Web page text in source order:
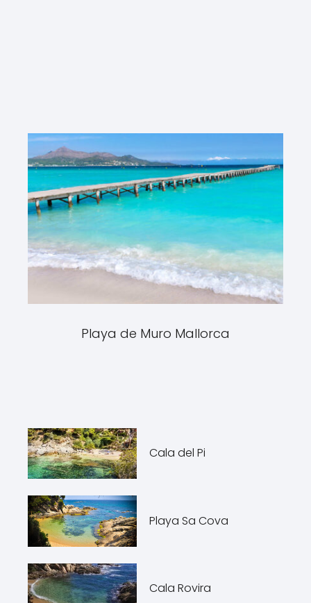
Playa de Muro Mallorca
Cala del Pi
Playa Sa Cova
Cala Rovira